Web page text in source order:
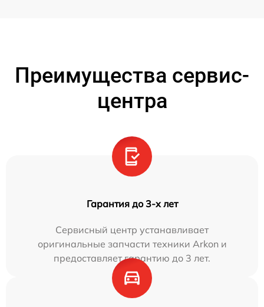
Преимущества сервис-
центра
Гарантия до 3-х лет
Сервисный центр устанавливает
оригинальные запчасти техники Arkon и
предоставляет гарантию до 3 лет.